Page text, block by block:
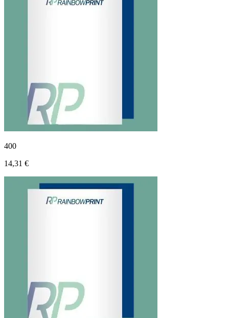
400
14,31 €